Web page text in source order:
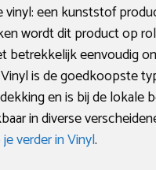
vinyl: een kunststof
wordt dit product op
betrekkelijk eenvoudig
is de goedkoopste
en is bij de lokale
in diverse
verder in Vinyl.